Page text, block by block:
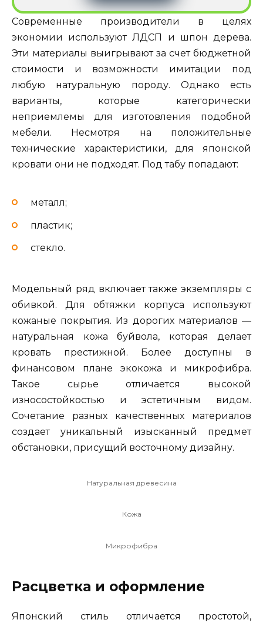
Современные производители в целях
экономии используют ЛДСП и шпон дерева.
Эти материалы выигрывают за счет бюджетной
стоимости и возможности имитации под
любую натуральную породу. Однако есть
варианты, которые категорически
неприемлемы для изготовления подобной
мебели. Несмотря на положительные
технические характеристики, для японской
кровати они не подходят. Под табу попадают:
металл;
пластик;
стекло.
Модельный ряд включает также экземпляры с
обивкой. Для обтяжки корпуса используют
кожаные покрытия. Из дорогих материалов —
натуральная кожа буйвола, которая делает
кровать престижной. Более доступны в
финансовом плане экокожа и микрофибра.
Такое сырье отличается высокой
износостойкостью и эстетичным видом.
Сочетание разных качественных материалов
создает уникальный изысканный предмет
обстановки, присущий восточному дизайну.
Натуральная древесина
Кожа
Микрофибра
Расцветка и оформление
Японский стиль отличается простотой,